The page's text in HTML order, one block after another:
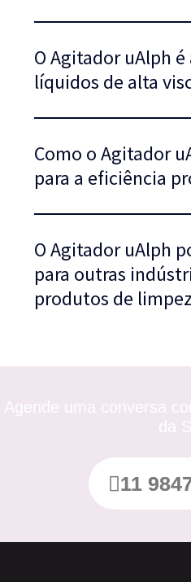
O Agitador uAlph
líquidos de alta
Como o Agitador
para a eficiência
O Agitador uAlph
para outras
produtos de
Agende uma conversa
da
11